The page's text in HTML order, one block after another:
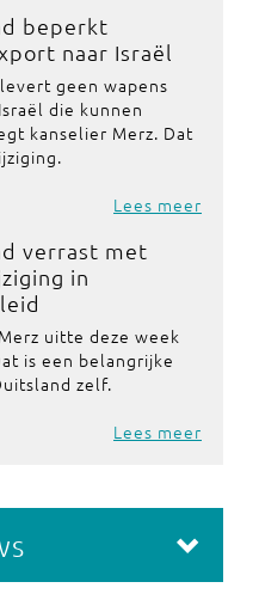
beperkt
naar Israël
geen wapens
die kunnen
kanselier Merz. Dat
Lees meer
verrast met
in
uitte deze week
is een belangrijke
zelf.
Lees meer